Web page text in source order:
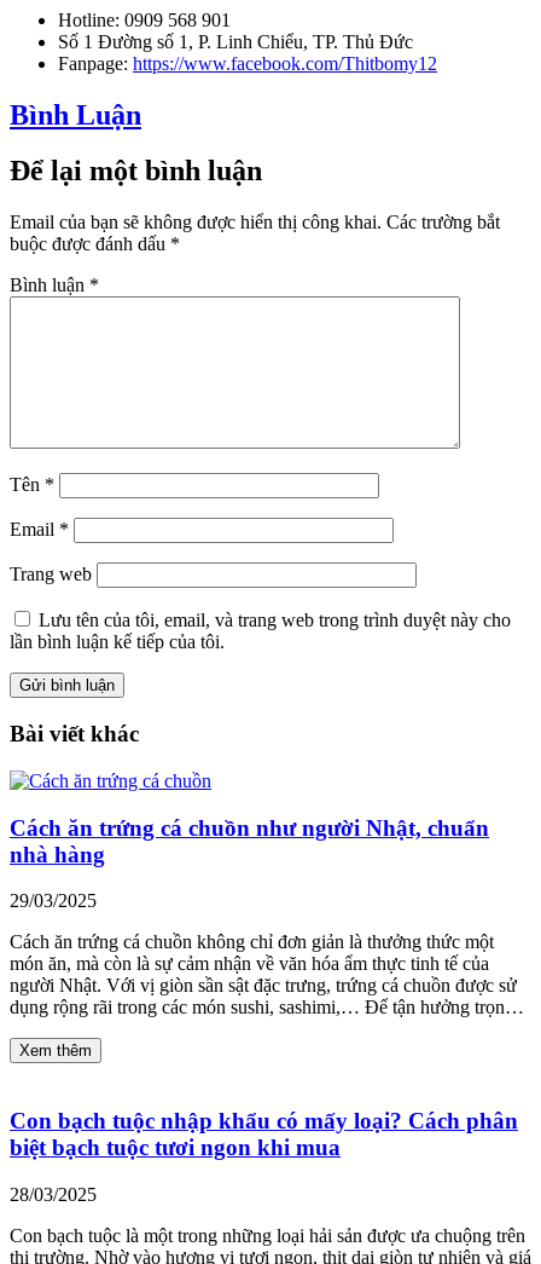
Hotline: 0909 568 901
Số 1 Đường số 1, P. Linh Chiểu, TP. Thủ Đức
Fanpage: https://www.facebook.com/Thitbomy12
Bình Luận
Để lại một bình luận
Email của bạn sẽ không được hiển thị công khai. Các trường bắt
buộc được đánh dấu *
Bình luận *
Tên *
Email *
Trang web
Lưu tên của tôi, email, và trang web trong trình duyệt này cho
lần bình luận kế tiếp của tôi.
Bài viết khác
Cách ăn trứng cá chuồn như người Nhật, chuẩn
nhà hàng
29/03/2025
Cách ăn trứng cá chuồn không chỉ đơn giản là thưởng thức một
món ăn, mà còn là sự cảm nhận về văn hóa ẩm thực tinh tế của
người Nhật. Với vị giòn sần sật đặc trưng, trứng cá chuồn được sử
dụng rộng rãi trong các món sushi, sashimi,… Để tận hưởng trọn…
Xem thêm
Con bạch tuộc nhập khẩu có mấy loại? Cách phân
biệt bạch tuộc tươi ngon khi mua
28/03/2025
Con bạch tuộc là một trong những loại hải sản được ưa chuộng trên
thị trường. Nhờ vào hương vị tươi ngon, thịt dai giòn tự nhiên và giá